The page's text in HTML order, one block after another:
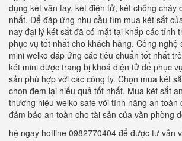
dụng két vân tay, két điện tử, két chống cháy
nhất. Để đáp ứng nhu cầu tìm mua két sắt
nay đại lý két sắt đã có mặt tại khắp các tỉnh
phục vụ tốt nhất cho khách hàng. Công nghệ
mini welko đáp ứng các tiêu chuẩn tốt nhất
két mini được trang bị khoá điện tử để phục
sản phù hợp với các công ty. Chọn mua két
chọn đem lại hiểu quả tốt nhất. Mua két sắt
thương hiệu welko safe với tính năng an toàn
đảm bảo an toàn cho tài sản của văn phòng
hệ ngay hotline 0982770404 để được tư vấn